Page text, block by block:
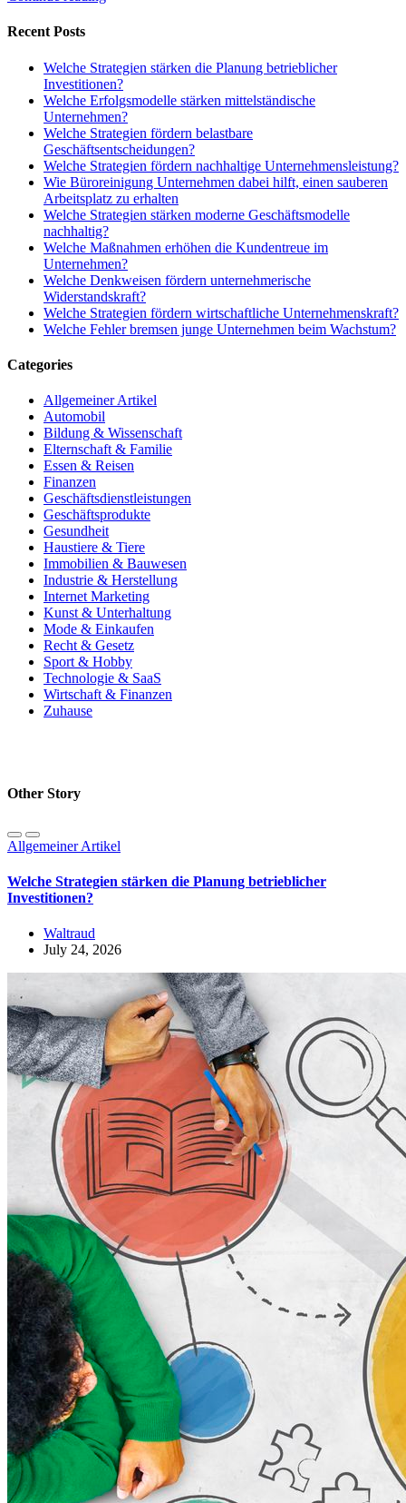
Recent Posts
Welche Strategien stärken die Planung betrieblicher
Investitionen?
Welche Erfolgsmodelle stärken mittelständische
Unternehmen?
Welche Strategien fördern belastbare
Geschäftsentscheidungen?
Welche Strategien fördern nachhaltige Unternehmensleistung?
Wie Büroreinigung Unternehmen dabei hilft, einen sauberen
Arbeitsplatz zu erhalten
Welche Strategien stärken moderne Geschäftsmodelle
nachhaltig?
Welche Maßnahmen erhöhen die Kundentreue im
Unternehmen?
Welche Denkweisen fördern unternehmerische
Widerstandskraft?
Welche Strategien fördern wirtschaftliche Unternehmenskraft?
Welche Fehler bremsen junge Unternehmen beim Wachstum?
Categories
Allgemeiner Artikel
Automobil
Bildung & Wissenschaft
Elternschaft & Familie
Essen & Reisen
Finanzen
Geschäftsdienstleistungen
Geschäftsprodukte
Gesundheit
Haustiere & Tiere
Immobilien & Bauwesen
Industrie & Herstellung
Internet Marketing
Kunst & Unterhaltung
Mode & Einkaufen
Recht & Gesetz
Sport & Hobby
Technologie & SaaS
Wirtschaft & Finanzen
Zuhause
Other Story
Allgemeiner Artikel
Welche Strategien stärken die Planung betrieblicher
Investitionen?
Waltraud
July 24, 2026